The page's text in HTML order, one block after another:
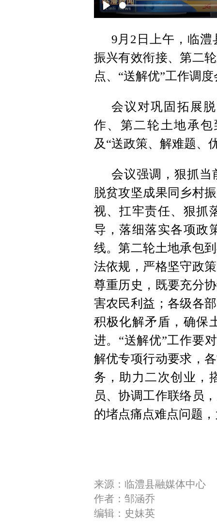
Play
9月2日上午，临
振兴有效衔接、第二
点、“送解优”工作调度
会议对巩固拓展
作、第二轮土地承
及“送政策、解难题、
会议强调，狠抓当
脱贫攻坚成果同乡村
视、扛牢责任、狠抓
导，落细落实各项政
线。第二轮土地承包
法依规，严格坚守政
尊重历史，既要充分
害农民利益；各级各
积极化解矛盾，确保
进。“送解优”工作要
解优专项行动要求，
务，助力二次创业，
员、协调工作联络员
的堵点痛点难点问题
来源：临澧县融媒体中心
作者：邹涵乔
编辑：史妹英